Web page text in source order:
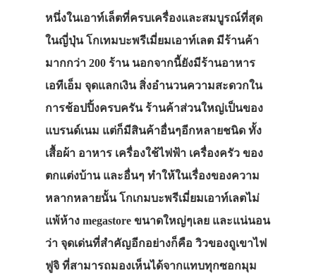
หนึ่งในเอาท์เล็ตที่ครบเครื่องและสมบูรณ์ที่สุด
ในญี่ปุ่น โกเทมบะพรีเมี่ยมเอาท์เลต มีร้านค้า
มากกว่า 200 ร้าน นอกจากนี้ยังมีร้านอาหาร
เอทีเอ็ม จุดแลกเงิน สิ่งอำนวนความสะดวกใน
การช้อปปิ้งครบครัน ร้านค้าส่วนใหญ่เป็นของ
แบรนด์เนม แต่ก็มีสินค้าอื่นๆอีกหลายชนิด ทั้ง
เสื้อผ้า อาหาร เครื่องใช้ไฟฟ้า เครื่องครัว ของ
ตกแต่งบ้าน และอื่นๆ ทำให้ในเรื่องของความ
หลากหลายนั้น โกเกมบะพรีเมี่ยมเอาท์เลตไม่
แพ้ห้าง megastore ขนาดใหญ่ๆเลย และแน่นอน
ว่า จุดเด่นที่สำคัญอีกอย่างก็คือ วิวของถูเขาไฟ
ฟูจิ ที่สามารถมองเห็นได้จากแทบทุกซอกมุม